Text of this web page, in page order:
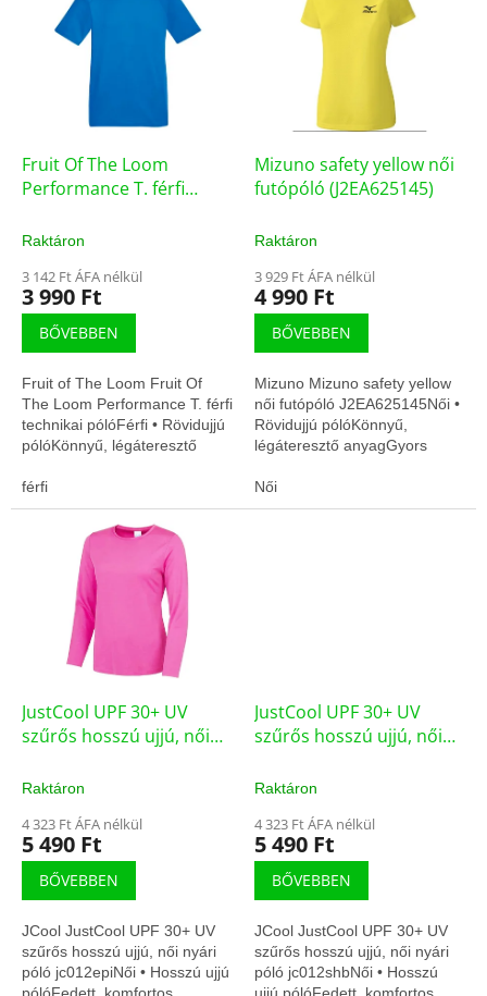
Fruit Of The Loom
Performance T. férfi
061390051S)
Raktáron
3 142 Ft ÁFA nélkül
3 990 Ft
BŐVEBBEN
Fruit of The Loom Fruit Of
The Loom Performance T. férfi
technikai pólóFérfi • Rövidujjú
pólóKönnyű, légáteresztő
edzésre optimalizálva
férfi
Mizuno safety yellow női
futópóló (J2EA625145)
Raktáron
3 929 Ft ÁFA nélkül
4 990 Ft
BŐVEBBEN
Mizuno Mizuno safety yellow
női futópóló J2EA625145Női •
Rövidujjú pólóKönnyű,
légáteresztő anyagGyors
optimalizálva
Női
JustCool UPF 30+ UV
szűrős hosszú ujjú, női
(JC012EPI)
Raktáron
4 323 Ft ÁFA nélkül
5 490 Ft
BŐVEBBEN
JCool JustCool UPF 30+ UV
szűrős hosszú ujjú, női nyári
póló jc012epiNői • Hosszú ujjú
JustCool UPF 30+ UV
szűrős hosszú ujjú, női
(JC012SHB)
Raktáron
4 323 Ft ÁFA nélkül
5 490 Ft
BŐVEBBEN
JCool JustCool UPF 30+ UV
szűrős hosszú ujjú, női nyári
póló jc012shbNői • Hosszú